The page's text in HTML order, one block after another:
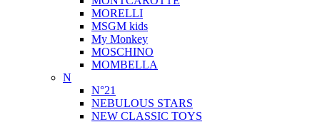
MORELLI
MSGM kids
My Monkey
MOSCHINO
MOMBELLA
N
N°21
NEBULOUS STARS
NEW CLASSIC TOYS